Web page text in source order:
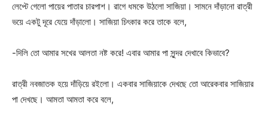
লেপ্টে গেলো পায়ের পাতার চারপাশ। রাগে ধমকে উঠলো সাজিয়া। সামনে দাঁড়ানো রাত্রী
ভয়ে একটু দূরে যেয়ে দাঁড়ালো। সাজিয়া চিৎকার করে তাকে বলে,
-দিলি তো আমার সখের আলতা নষ্ট করে! এবার আমার পা সুন্দর দেখাবে কিভাবে?
রাত্রী নবজাতক হয়ে দাঁড়িয়ে রইলো। একবার সাজিয়াকে দেখছে তো আরেকবার সাজিয়ার
পা দেখছে। আমতা আমতা করে বলে,